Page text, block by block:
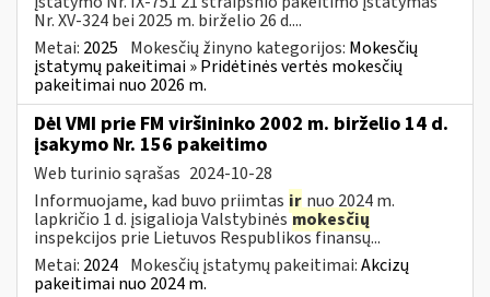
Nr. XV-324 bei 2025 m. birželio 26 d....
Metai: 2025 Mokesčių žinyno kategorijos: Mokesčių
įstatymų pakeitimai » Pridėtinės vertės mokesčių
pakeitimai nuo 2026 m.
Dėl VMI prie FM viršininko 2002 m. birželio 14 d.
įsakymo Nr. 156 pakeitimo
Web turinio sąrašas 2024-10-28
Informuojame, kad buvo priimtas ir nuo 2024 m.
lapkričio 1 d. įsigalioja Valstybinėsmokesčių
inspekcijos prie Lietuvos Respublikos finansų...
Metai: 2024 Mokesčių įstatymų pakeitimai:Akcizų
pakeitimai nuo 2024 m.